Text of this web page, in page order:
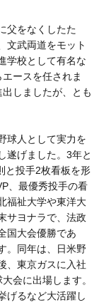
父をなくしたた
文武両道をモット
学校として有名な
ースを任されま
しましたが、とも
球人として実力を
遂げました。3年と
と投手2枚看板を形
、最優秀投手の看
福祉大学や東洋大
サヨナラで、法政
国大会優勝であ
。同年は、日米野
、東京ガスに入社
会に出場します。
げるなど大活躍し